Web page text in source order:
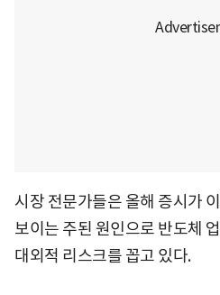
시장 전문가들은 올해 증시가
보이는 주된 원인으로 반도체
대외적 리스크를 꼽고 있다.